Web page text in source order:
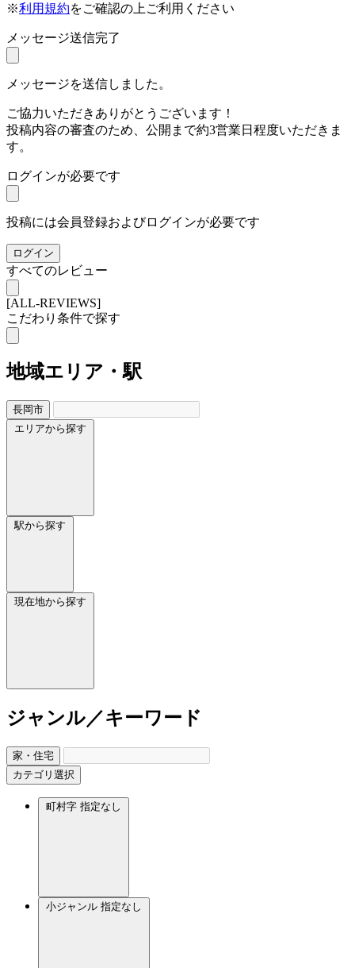
※利用規約をご確認の上ご利用ください
メッセージ送信完了
メッセージを送信しました。
ご協力いただきありがとうございます！
投稿内容の審査のため、公開まで約3営業日程度いただきま
す。
ログインが必要です
投稿には会員登録およびログインが必要です
ログイン
すべてのレビュー
[ALL-REVIEWS]
こだわり条件で探す
地域エリア・駅
長岡市
エリアから探す
駅から探す
現在地から探す
ジャンル／キーワード
家・住宅
カテゴリ選択
町村字 指定なし
小ジャンル 指定なし